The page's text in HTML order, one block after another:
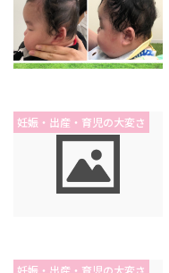
妊娠・出産・育児の大変さ